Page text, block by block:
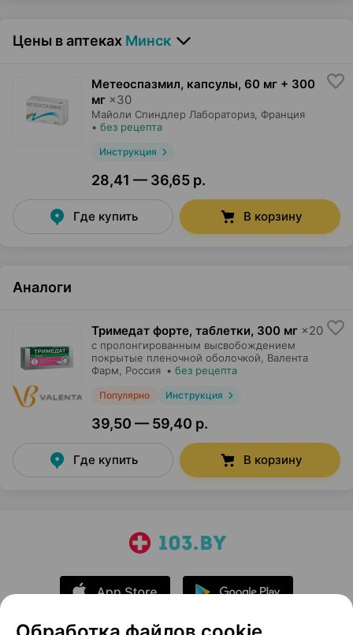
Цены в аптеках Минск
Метеоспазмил, капсулы, 60 мг + 300
мг ×30
Майоли Спиндлер Лабораториз, Франция
• без рецепта
Инструкция
28,41 — 36,65 р.
Где купить В корзину
Аналоги
Тримедат форте, таблетки, 300 мг ×20
с пролонгированным высвобождением
покрытые пленочной оболочкой, Валента
Фарм, Россия • без рецепта
Популярно Инструкция
39,50 — 59,40 р.
Где купить В корзину